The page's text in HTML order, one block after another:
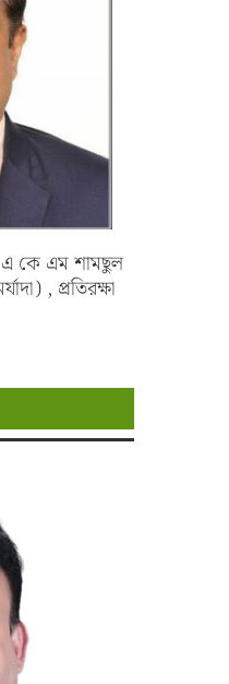
এ কে এম শামছুল
, প্রতিরক্ষা